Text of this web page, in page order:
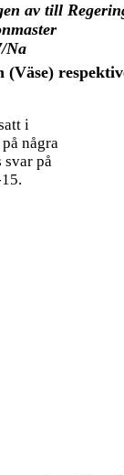
av till
Na
i
några
svar på